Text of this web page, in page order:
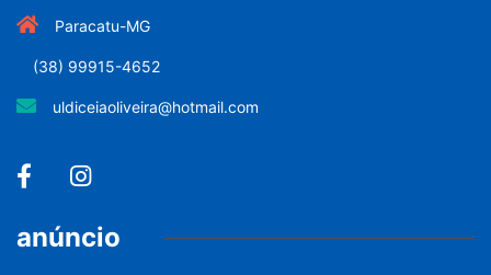
Paracatu-MG
(38) 99915-4652
uldiceiaoliveira@hotmail.com
anúncio